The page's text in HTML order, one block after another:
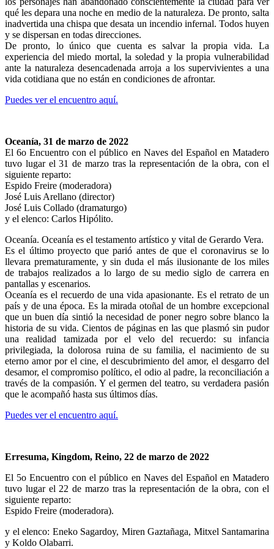
qué les depara una noche en medio de la naturaleza. De pronto, salta
inadvertida una chispa que desata un incendio infernal. Todos huyen
y se dispersan en todas direcciones.
De pronto, lo único que cuenta es salvar la propia vida. La
experiencia del miedo mortal, la soledad y la propia vulnerabilidad
ante la naturaleza desencadenada arroja a los supervivientes a una
vida cotidiana que no están en condiciones de afrontar.
Puedes ver el encuentro aquí.
Oceanía, 31 de marzo de 2022
El 6o Encuentro con el público en Naves del Español en Matadero
tuvo lugar el 31 de marzo tras la representación de la obra, con el
siguiente reparto:
Espido Freire (moderadora)
José Luis Arellano (director)
José Luis Collado (dramaturgo)
y el elenco: Carlos Hipólito.
Oceanía. Oceanía es el testamento artístico y vital de Gerardo Vera.
Es el último proyecto que parió antes de que el coronavirus se lo
llevara prematuramente, y sin duda el más ilusionante de los miles
de trabajos realizados a lo largo de su medio siglo de carrera en
pantallas y escenarios.
Oceanía es el recuerdo de una vida apasionante. Es el retrato de un
país y de una época. Es la mirada otoñal de un hombre excepcional
que un buen día sintió la necesidad de poner negro sobre blanco la
historia de su vida. Cientos de páginas en las que plasmó sin pudor
una realidad tamizada por el velo del recuerdo: su infancia
privilegiada, la dolorosa ruina de su familia, el nacimiento de su
eterno amor por el cine, el descubrimiento del amor, el desgarro del
desamor, el compromiso político, el odio al padre, la reconciliación a
través de la compasión. Y el germen del teatro, su verdadera pasión
que le acompañó hasta sus últimos días.
Puedes ver el encuentro aquí.
Erresuma, Kingdom, Reino, 22 de marzo de 2022
El 5o Encuentro con el público en Naves del Español en Matadero
tuvo lugar el 22 de marzo tras la representación de la obra, con el
siguiente reparto:
Espido Freire (moderadora).
y el elenco: Eneko Sagardoy, Miren Gaztañaga, Mitxel Santamarina
y Koldo Olabarri.